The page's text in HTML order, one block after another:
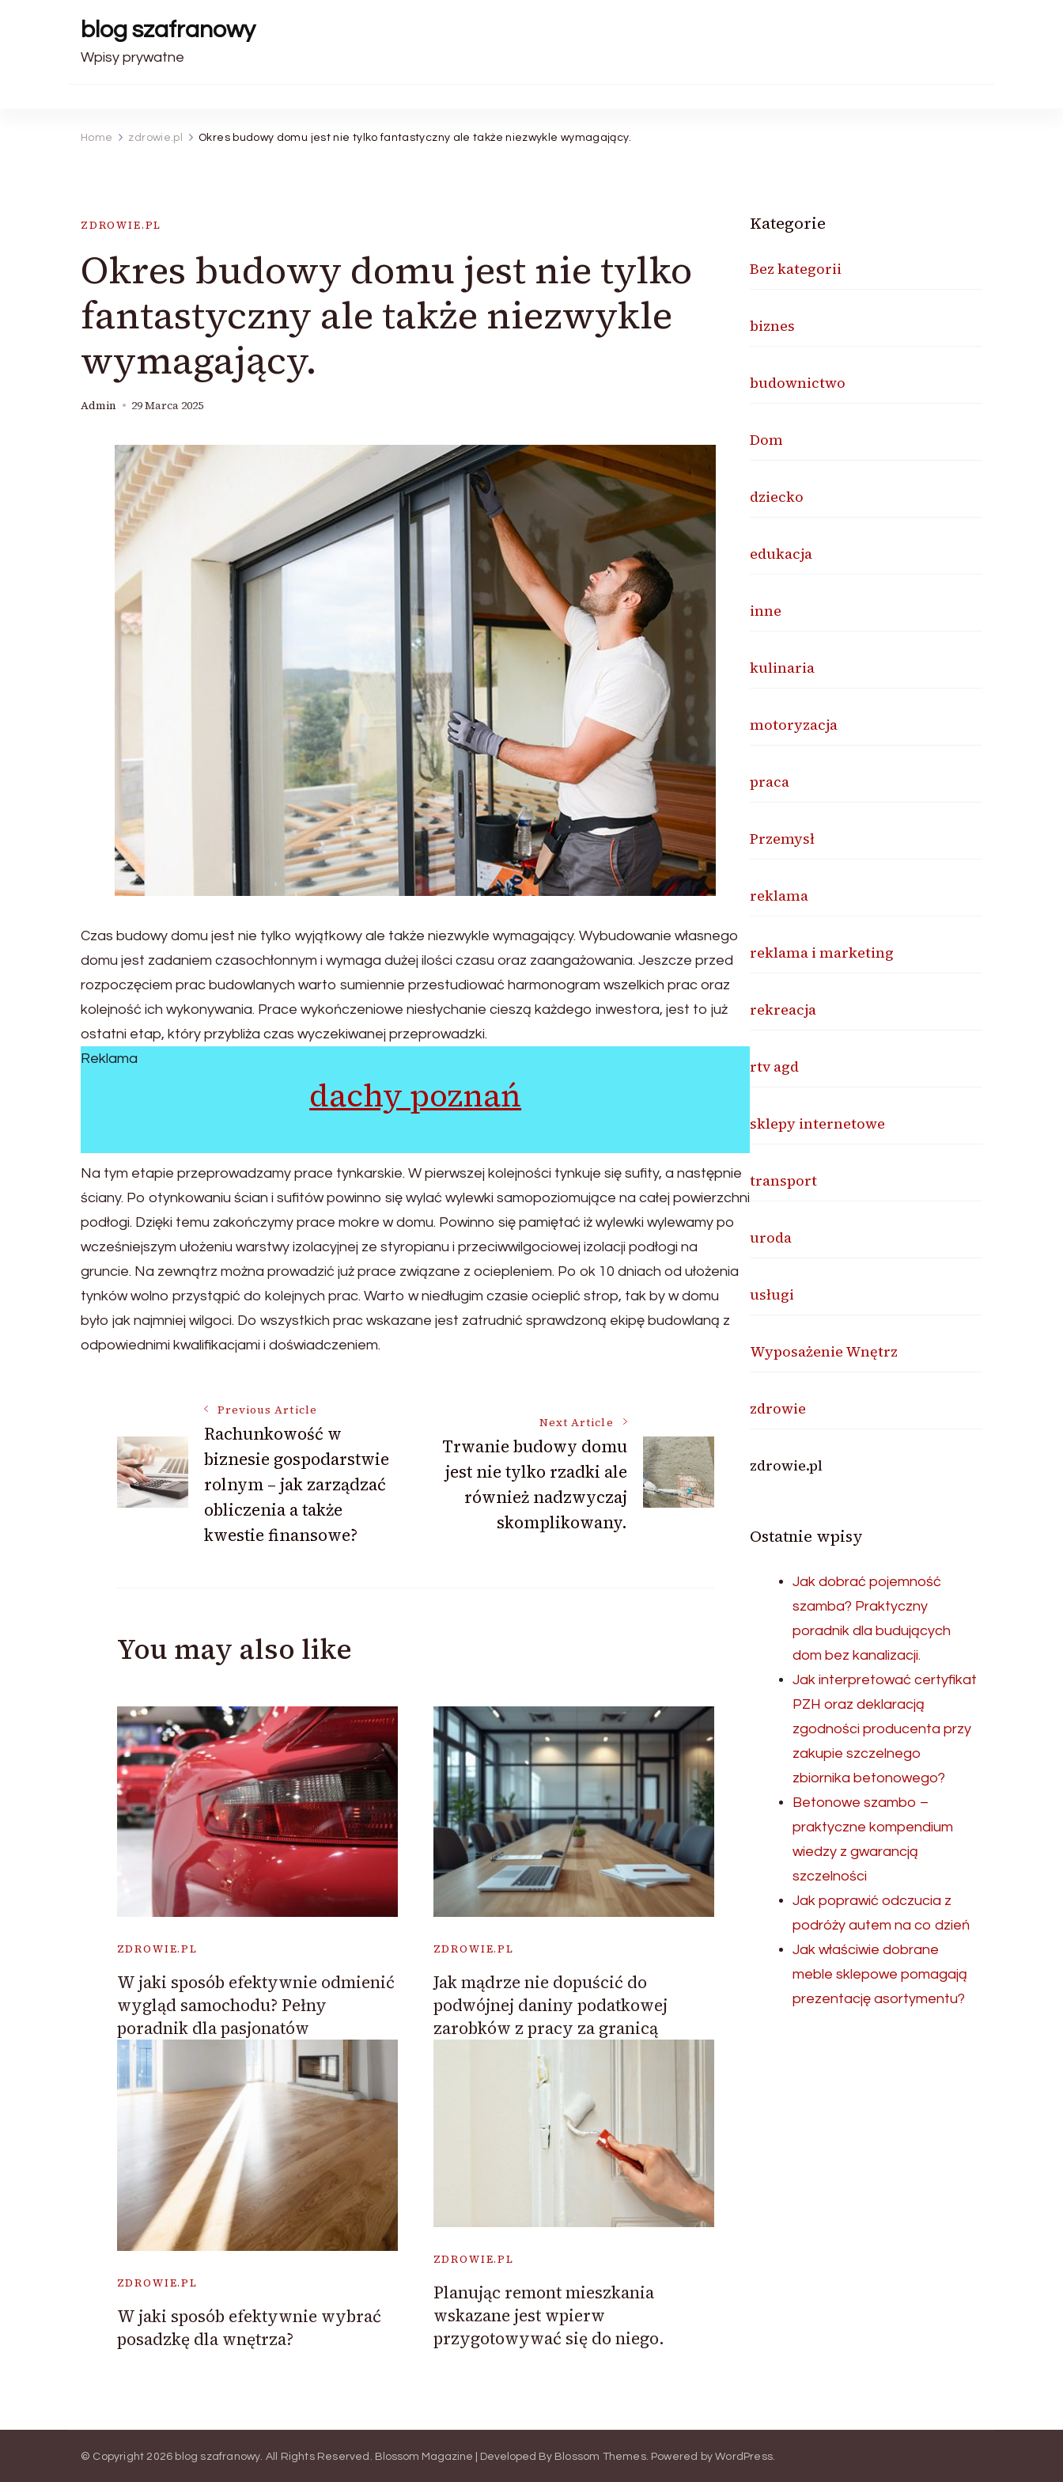
blog szafranowy
Wpisy prywatne
Home zdrowie.pl Okres budowy domu jest nie tylko fantastyczny ale także niezwykle wymagający.
ZDROWIE.PL
Okres budowy domu jest nie tylko
fantastyczny ale także niezwykle
wymagający.
Admin 29 Marca 2025
Czas budowy domu jest nie tylko wyjątkowy ale także niezwykle wymagający. Wybudowanie własnego
domu jest zadaniem czasochłonnym i wymaga dużej ilości czasu oraz zaangażowania. Jeszcze przed
rozpoczęciem prac budowlanych warto sumiennie przestudiować harmonogram wszelkich prac oraz
kolejność ich wykonywania. Prace wykończeniowe niesłychanie cieszą każdego inwestora, jest to już
ostatni etap, który przybliża czas wyczekiwanej przeprowadzki.
Reklama
dachy poznań
Na tym etapie przeprowadzamy prace tynkarskie. W pierwszej kolejności tynkuje się sufity, a następnie
ściany. Po otynkowaniu ścian i sufitów powinno się wylać wylewki samopoziomujące na całej powierzchni
podłogi. Dzięki temu zakończymy prace mokre w domu. Powinno się pamiętać iż wylewki wylewamy po
wcześniejszym ułożeniu warstwy izolacyjnej ze styropianu i przeciwwilgociowej izolacji podłogi na
gruncie. Na zewnątrz można prowadzić już prace związane z ociepleniem. Po ok 10 dniach od ułożenia
tynków wolno przystąpić do kolejnych prac. Warto w niedługim czasie ocieplić strop, tak by w domu
było jak najmniej wilgoci. Do wszystkich prac wskazane jest zatrudnić sprawdzoną ekipę budowlaną z
odpowiednimi kwalifikacjami i doświadczeniem.
Navigation
Previous Article
Rachunkowość w
biznesie gospodarstwie
rolnym – jak zarządzać
obliczenia a także
kwestie finansowe?
Next Article
Trwanie budowy domu
jest nie tylko rzadki ale
również nadzwyczaj
skomplikowany.
You may also like
ZDROWIE.PL
W jaki sposób efektywnie odmienić
wygląd samochodu? Pełny
poradnik dla pasjonatów
ZDROWIE.PL
Jak mądrze nie dopuścić do
podwójnej daniny podatkowej
zarobków z pracy za granicą
ZDROWIE.PL
W jaki sposób efektywnie wybrać
posadzkę dla wnętrza?
ZDROWIE.PL
Planując remont mieszkania
wskazane jest wpierw
przygotowywać się do niego.
Kategorie
Bez kategorii
biznes
budownictwo
Dom
dziecko
edukacja
inne
kulinaria
motoryzacja
praca
Przemysł
reklama
reklama i marketing
rekreacja
rtv agd
sklepy internetowe
transport
uroda
usługi
Wyposażenie Wnętrz
zdrowie
zdrowie.pl
Ostatnie wpisy
Jak dobrać pojemność
szamba? Praktyczny
poradnik dla budujących
dom bez kanalizacji.
Jak interpretować certyfikat
PZH oraz deklaracją
zgodności producenta przy
zakupie szczelnego
zbiornika betonowego?
Betonowe szambo –
praktyczne kompendium
wiedzy z gwarancją
szczelności
Jak poprawić odczucia z
podróży autem na co dzień
Jak właściwie dobrane
meble sklepowe pomagają
prezentację asortymentu?
© Copyright 2026 blog szafranowy. All Rights Reserved. Blossom Magazine | Developed By Blossom Themes. Powered byWordPress.